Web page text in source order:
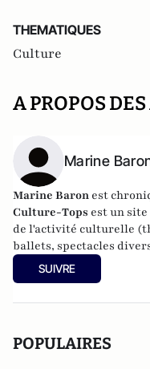
THEMATIQUES
Culture
A PROPOS
Marine
Marine Baron est
Culture-Tops est un
de l'activité culturelle
ballets, spectacles
SUIVRE
POPULAIRES